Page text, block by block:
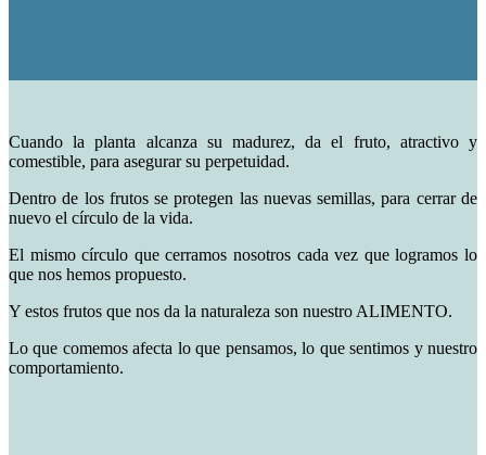
Cuando la planta alcanza su madurez, da el fruto, atractivo y
comestible, para asegurar su perpetuidad.
Dentro de los frutos se protegen las nuevas semillas, para cerrar de
nuevo el círculo de la vida.
El mismo círculo que cerramos nosotros cada vez que logramos lo
que nos hemos propuesto.
Y estos frutos que nos da la naturaleza son nuestro ALIMENTO.
Lo que comemos afecta lo que pensamos, lo que sentimos y nuestro
comportamiento.